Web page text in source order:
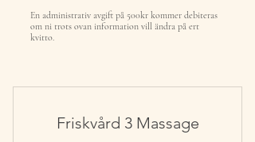
En administrativ avgift på 500kr kommer debiteras
om ni trots ovan information vill ändra på ert
kvitto.
Friskvård 3 Massage